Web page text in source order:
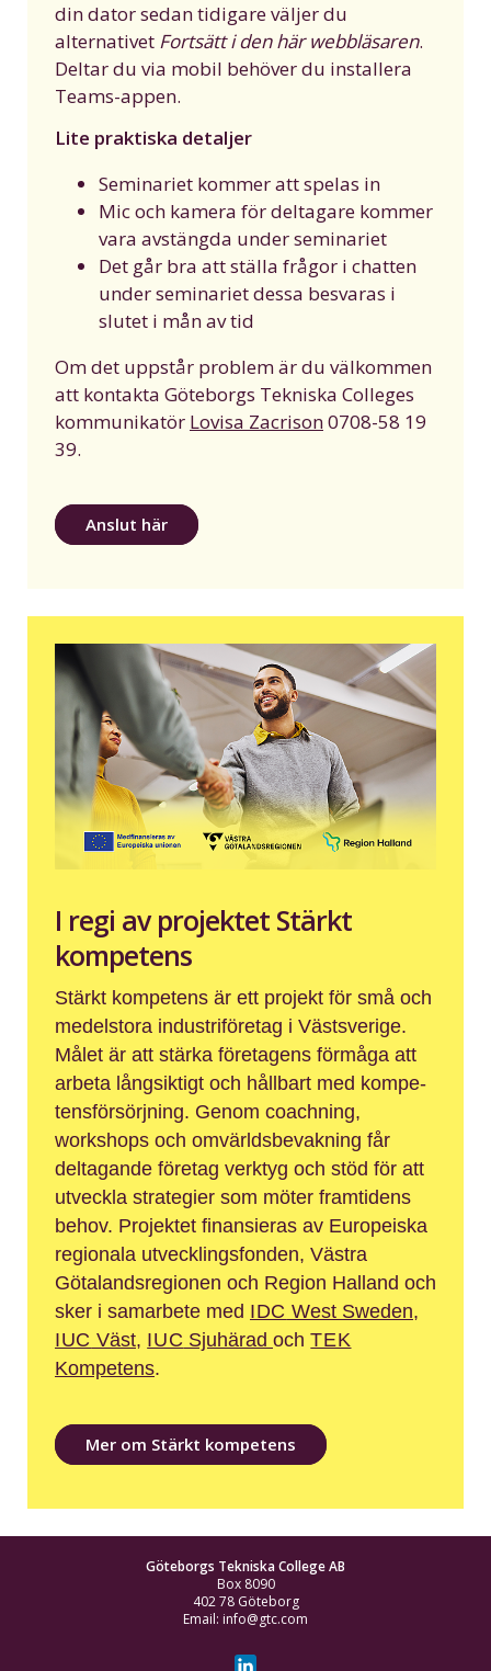
din dator sedan tidigare väljer du
alternativet Fortsätt i den här webbläsaren.
Deltar du via mobil behöver du installera
Teams-appen.
Lite praktiska detaljer
Seminariet kommer att spelas in
Mic och kamera för deltagare kommer
vara avstängda under seminariet
Det går bra att ställa frågor i chatten
under seminariet dessa besvaras i
slutet i mån av tid
Om det uppstår problem är du välkommen
att kontakta Göteborgs Tekniska Colleges
kommunikatör Lovisa Zacrison0708-58 19
39.
Anslut här
I regi av projektet Stärkt
kompetens
Stärkt kompetens är ett projekt för små och
medelstora industri­fö­retag i Västsverige.
Målet är att stärka företagens förmåga att
arbeta långsiktigt och hållbart med kompe­
tens­för­sörjning. Genom coachning,
workshops och omvärlds­be­vakning får
deltagande företag verktyg och stöd för att
utveckla strategier som möter framtidens
behov. Projektet finansieras av Europeiska
regionala utveck­lings­fonden, Västra
Götalands­re­gionen och Region Halland och
sker i samarbete med IDC West Sweden,
IUC Väst, IUC SjuhäradochTEK
Kompetens.
Mer om Stärkt kompetens
Göteborgs Tekniska College AB
Box 8090
402 78 Göteborg
Email: info@gtc.com